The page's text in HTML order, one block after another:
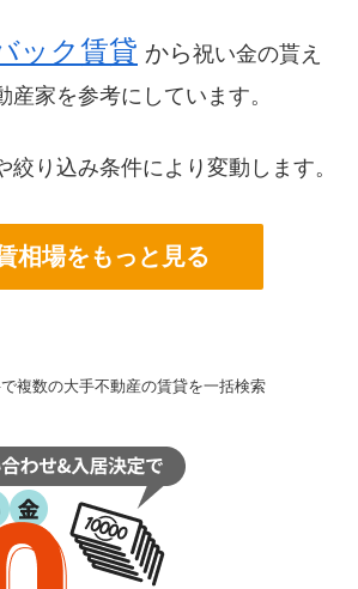
ック賃貸 から祝い金の貰え
産家を参考にしています。
絞り込み条件により変動します。
相場をもっと見る
複数の大手不動産の賃貸を一括検索